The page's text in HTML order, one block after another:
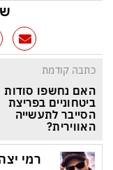
כתבה קודמת
האם נחשפו סודות
ביטחוניים בפריצת
הסייבר לתעשייה
האווירית?
רמי